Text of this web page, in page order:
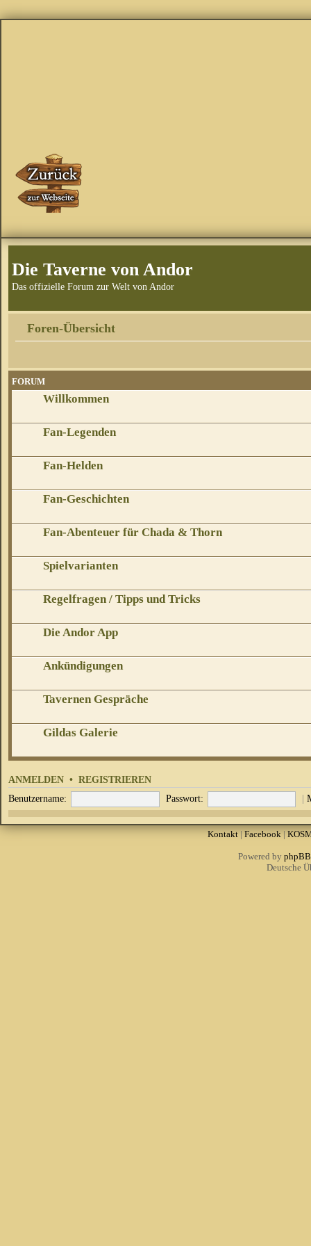
Die Taverne von Andor
Das offizielle Forum zur Welt von Andor
Foren-Übersicht
FORUM
Willkommen
Fan-Legenden
Fan-Helden
Fan-Geschichten
Fan-Abenteuer für Chada & Thorn
Spielvarianten
Regelfragen / Tipps und Tricks
Die Andor App
Ankündigungen
Tavernen Gespräche
Gildas Galerie
ANMELDEN • REGISTRIEREN
Benutzername: Passwort: |
Kontakt| Facebook|
Powered by phpBB
Deutsche